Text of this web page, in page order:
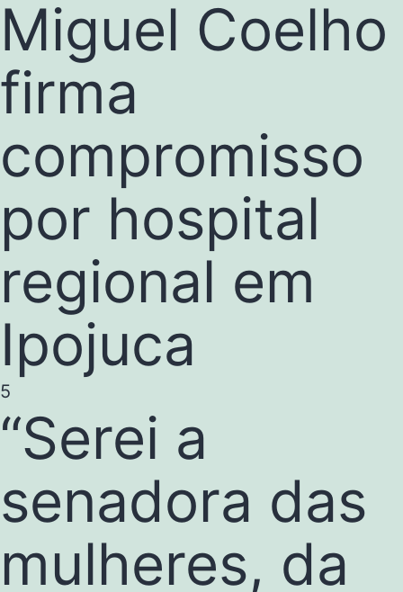
Miguel Coelho
firma
compromisso
por hospital
regional em
Ipojuca
5
“Serei a
senadora das
mulheres, da